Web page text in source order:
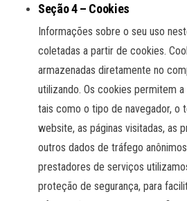
Seção 4 – Cookies
Informações sobre o seu uso
coletadas a partir de cookies.
armazenadas diretamente no
utilizando. Os cookies permitem
tais como o tipo de navegador, o
website, as páginas visitadas, as
outros dados de tráfego
prestadores de serviços
proteção de segurança, para